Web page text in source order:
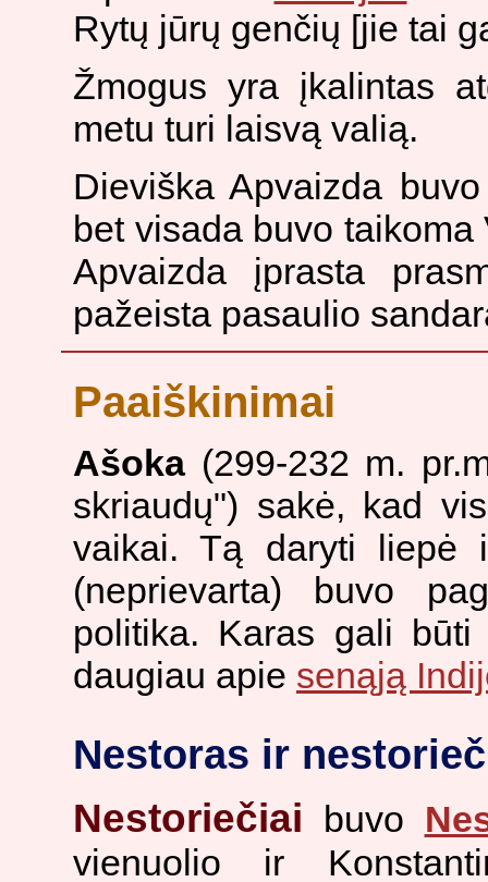
Rytų jūrų genčių [jie tai
Žmogus yra įkalintas
metu turi laisvą valią.
Dieviška Apvaizda
bet visada buvo
Apvaizda įprasta
pažeista pasaulio
Paaiškinimai
Ašoka(299-232 m.
skriaudų") sakė, kad
vaikai. Tą daryti liepė
(neprievarta) buvo
politika. Karas gali
daugiau apie senąją
Nestoras ir
Nestoriečiai buvo
vienuolio ir